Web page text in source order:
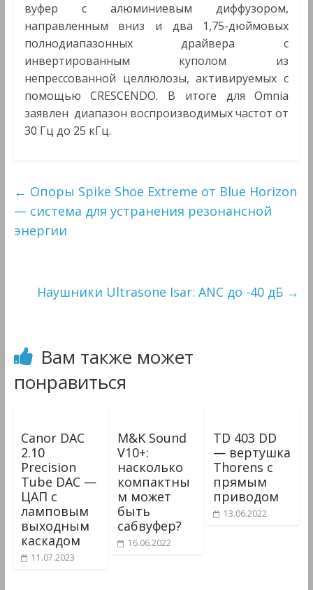
вуфер с алюминиевым диффузором,
направленным вниз и два 1,75-дюймовых
полнодиапазонных драйвера с
инвертированным куполом из
непрессованной целлюлозы, активируемых с
помощью CRESCENDO. В итоге для Omnia
заявлен диапазон воспроизводимых частот от
30 Гц до 25 кГц.
← Опоры Spike Shoe Extreme от Blue Horizon
— система для устранения резонансной
энергии
Наушники Ultrasone Isar: ANC до -40 дБ →
Вам также может
понравиться
Canor DAC
2.10
Precision
Tube DAC —
ЦАП с
ламповым
выходным
каскадом
11.07.2023
M&K Sound
V10+:
насколько
компактны
м может
быть
сабвуфер?
16.06.2022
TD 403 DD
— вертушка
Thorens с
прямым
приводом
13.06.2022